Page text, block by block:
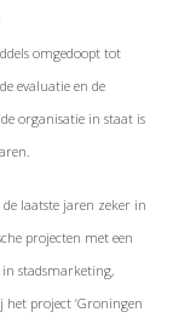
omgedoopt tot
evaluatie en de
organisatie in staat is
laatste jaren zeker in
projecten met een
stadsmarketing,
project ‘Groningen